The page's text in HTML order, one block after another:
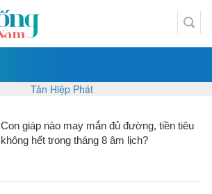
Con giáp nào may mắn đủ đường, tiền tiêu
không hết trong tháng 8 âm lịch?